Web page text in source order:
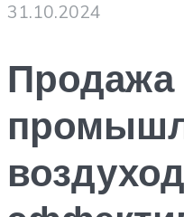
31.10.2024
Продажа